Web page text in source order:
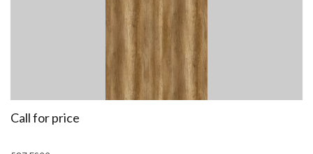
Call for price